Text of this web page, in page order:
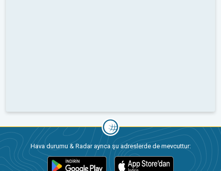
Hava durumu & Radar ayrıca şu adreslerde de mevcuttur: